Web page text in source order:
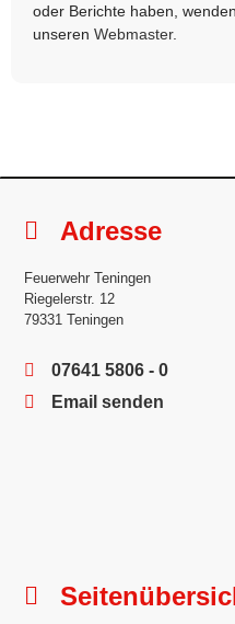
oder Berichte haben,
unseren Webmaster.
Adresse
Feuerwehr Teningen
Riegelerstr. 12
79331 Teningen
07641 5806 - 0
Email senden